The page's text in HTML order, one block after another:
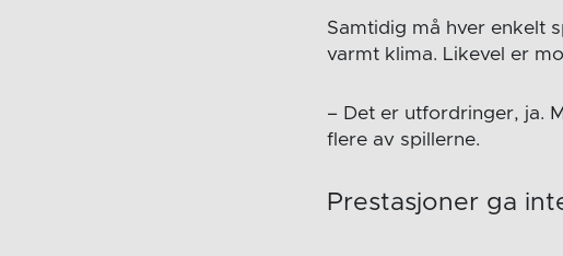
Samtidig må hver enkelt
varmt klima. Likevel er
– Det er utfordringer, ja.
flere av spillerne.
Prestasjoner ga